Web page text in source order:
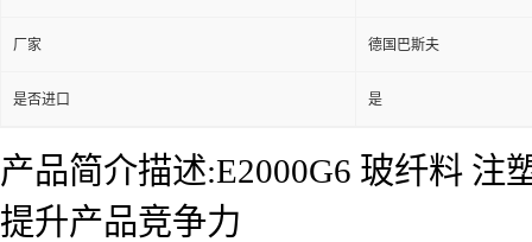
厂家 德国巴斯夫
是否进口 是
产品简介描述:E2000G6 玻纤料
提升产品竞争力